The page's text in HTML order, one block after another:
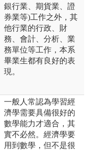
銀行業、期貨業、證
券業等)工作之外，其
他行業的行政、財
務、會計、分析、業
務單位等工作，本系
畢業生都有良好的表
現。
一般人常認為學習經
濟學需要具備很好的
數學能力才適合，其
實不必然。經濟學要
用到數學，但不是很